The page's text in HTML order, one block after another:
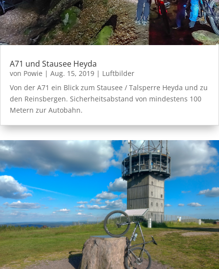
A71 und Stausee Heyda
von Powie | Aug. 15, 2019 | Luftbilder
Von der A71 ein Blick zum Stausee / Talsperre Heyda und zu
den Reinsbergen. Sicherheitsabstand von mindestens 100
Metern zur Autobahn.